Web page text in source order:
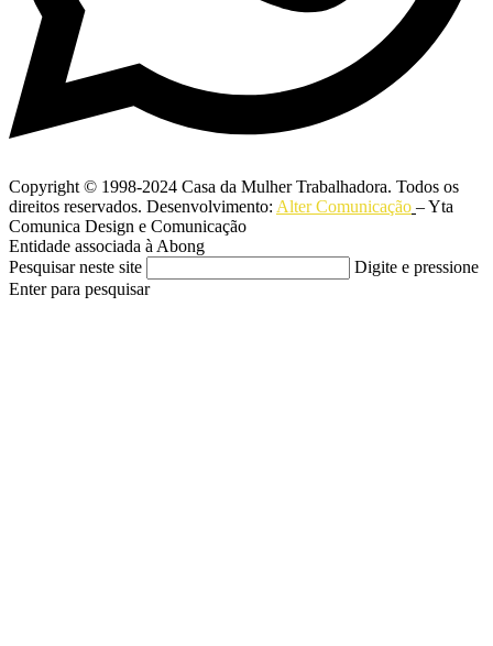
Copyright © 1998-2024 Casa da Mulher Trabalhadora. Todos os
direitos reservados. Desenvolvimento: Alter Comunicação – Yta
Comunica Design e Comunicação
Entidade associada à Abong
Pesquisar neste site
Digite e pressione
Enter para pesquisar